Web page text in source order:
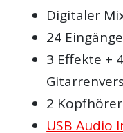
Digitaler
24
3 Effekte +
2
USB Audio